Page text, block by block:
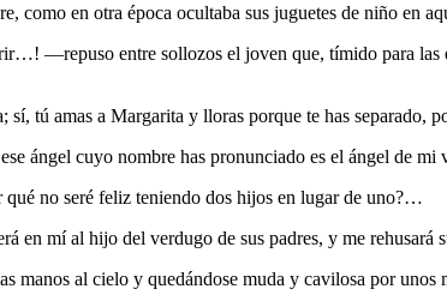
como en otra época ocultaba sus juguetes de niño en
—repuso entre sollozos el joven que, tímido para las
tú amas a Margarita y lloras porque te has separado,
ángel cuyo nombre has pronunciado es el ángel de
qué no seré feliz teniendo dos hijos en lugar de uno?…
en mí al hijo del verdugo de sus padres, y me rehusará
al cielo y quedándose muda y cavilosa por